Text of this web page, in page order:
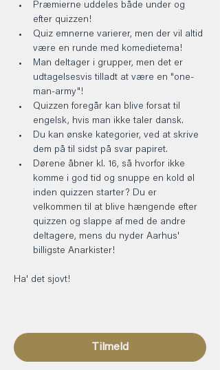
Præmierne uddeles både under og
efter quizzen!
Quiz emnerne varierer, men der vil altid
være en runde med komedietema!
Man deltager i grupper, men det er
udtagelsesvis tilladt at være en "one-
man-army"!
Quizzen foregår kan blive forsat til
engelsk, hvis man ikke taler dansk.
Du kan ønske kategorier, ved at skrive
dem på til sidst på svar papiret.
Dørene åbner kl. 16, så hvorfor ikke
komme i god tid og snuppe en kold øl
inden quizzen starter? Du er
velkommen til at blive hængende efter
quizzen og slappe af med de andre
deltagere, mens du nyder Aarhus'
billigste Anarkister!
Ha' det sjovt!
Tilmeld